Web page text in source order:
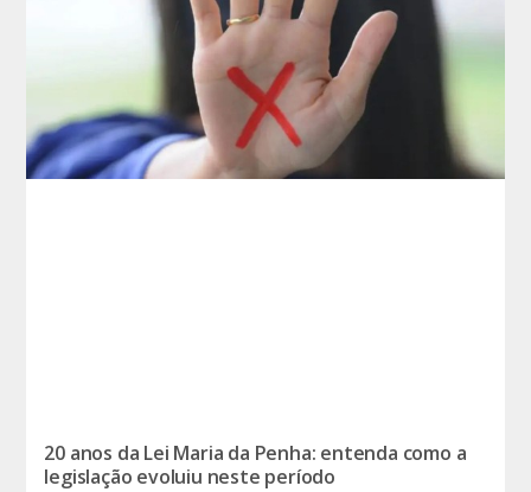
20 anos da Lei Maria da Penha: entenda como a
legislação evoluiu neste período